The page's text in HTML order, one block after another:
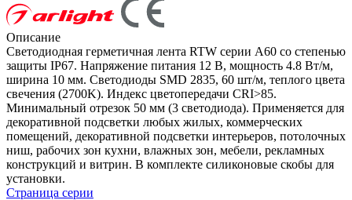
Описание
Светодиодная герметичная лента RTW серии A60 со степенью
защиты IP67. Напряжение питания 12 В, мощность 4.8 Вт/м,
ширина 10 мм. Светодиоды SMD 2835, 60 шт/м, теплого цвета
свечения (2700K). Индекс цветопередачи CRI>85.
Минимальный отрезок 50 мм (3 светодиода). Применяется для
декоративной подсветки любых жилых, коммерческих
помещений, декоративной подсветки интерьеров, потолочных
ниш, рабочих зон кухни, влажных зон, мебели, рекламных
конструкций и витрин. В комплекте силиконовые скобы для
установки.
Страница серии